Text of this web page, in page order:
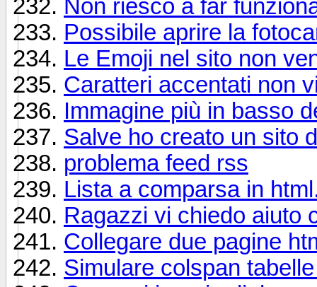
Non riesco a far
Possibile aprire la
Le Emoji nel sito non
Caratteri accentati non
Immagine più in basso
Salve ho creato un sito
problema feed rss
Lista a comparsa in
Ragazzi vi chiedo aiuto
Collegare due pagine
Simulare colspan